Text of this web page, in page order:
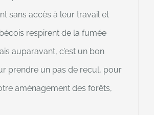
sans accès à leur travail et
respirent de la fumée
auparavant, c’est un bon
prendre un pas de recul, pour
aménagement des forêts,